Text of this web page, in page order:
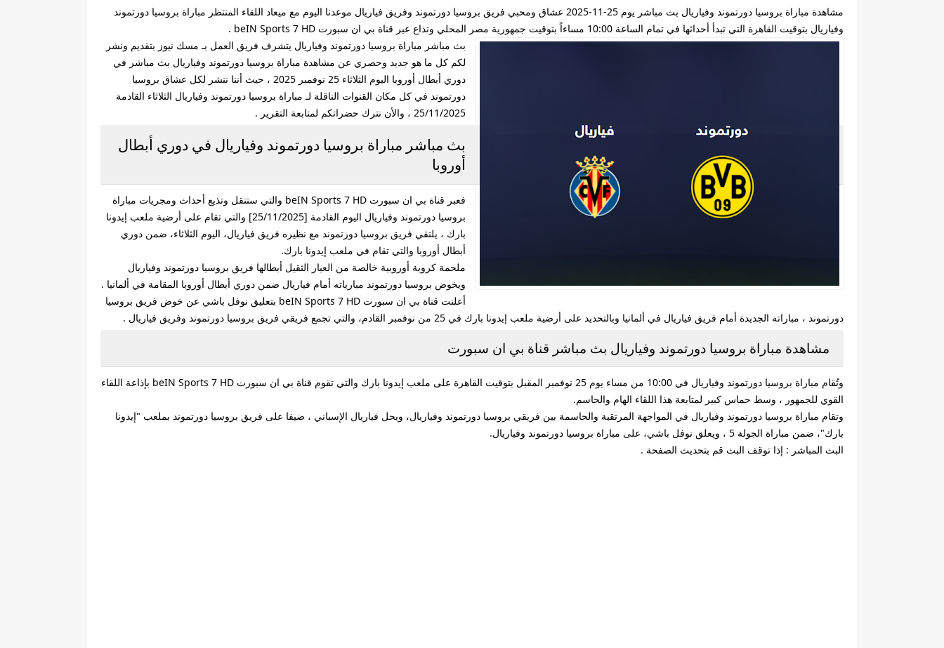
مشاهدة مباراة بروسيا دورتموند وفياريال بث مباشر يوم 25-11-2025 عشاق ومحبي فريق بروسيا دورتموند وفريق فياريال موعدنا اليوم مع ميعاد اللقاء المنتظر مباراة بروسيا دورتموند
وفياريال بتوقيت القاهرة التي تبدأ أحداثها في تمام الساعة 10:00 مساءاً بتوقيت جمهورية مصر المحلي وتذاع عبر قناة بي ان سبورت beIN Sports 7 HD .
بث مباشر مباراة بروسيا دورتموند وفياريال يتشرف فريق العمل بـ مسك نيوز بتقديم ونشر
لكم كل ما هو جديد وحصري عن مشاهدة مباراة بروسيا دورتموند وفياريال بث مباشر في
دوري أبطال أوروبا اليوم الثلاثاء 25 نوفمبر 2025 ، حيث أننا ننشر لكل عشاق بروسيا
دورتموند في كل مكان القنوات الناقلة لـ مباراة بروسيا دورتموند وفياريال الثلاثاء القادمة
25/11/2025 ، والأن نترك حضراتكم لمتابعة التقرير .
بث مباشر مباراة بروسيا دورتموند وفياريال في دوري أبطال
أوروبا
فعبر قناة بي ان سبورت beIN Sports 7 HD والتي ستنقل وتذيع أحداث ومجريات مباراة
بروسيا دورتموند وفياريال اليوم القادمة [25/11/2025] والتي تقام على أرضية ملعب إيدونا
بارك ، يلتقي فريق بروسيا دورتموند مع نظيره فريق فياريال، اليوم الثلاثاء، ضمن دوري
أبطال أوروبا والتي تقام في ملعب إيدونا بارك.
ملحمة كروية أوروبية خالصة من العيار الثقيل أبطالها فريق بروسيا دورتموند وفياريال
ويخوض بروسيا دورتموند مبارياته أمام فياريال ضمن دوري أبطال أوروبا المقامة في ألمانيا .
أعلنت قناة بي ان سبورت beIN Sports 7 HD بتعليق نوفل باشي عن خوض فريق بروسيا
دورتموند ، مباراته الجديدة أمام فريق فياريال في ألمانيا وبالتحديد على أرضية ملعب إيدونا بارك في 25 من نوفمبر القادم، والتي تجمع فريقي فريق بروسيا دورتموند وفريق فياريال .
مشاهدة مباراة بروسيا دورتموند وفياريال بث مباشر قناة بي ان سبورت
وتُقام مباراة بروسيا دورتموند وفياريال في 10:00 من مساء يوم 25 نوفمبر المقبل بتوقيت القاهرة على ملعب إيدونا بارك والتي تقوم قناة بي ان سبورت beIN Sports 7 HD بإذاعة اللقاء
القوي للجمهور ، وسط حماس كبير لمتابعة هذا اللقاء الهام والحاسم.
وتقام مباراة بروسيا دورتموند وفياريال في المواجهة المرتقبة والحاسمة بين فريقي بروسيا دورتموند وفياريال، ويحل فياريال الإسباني ، ضيفا على فريق بروسيا دورتموند بملعب "إيدونا
بارك"، ضمن مباراة الجولة 5 ، ويعلق نوفل باشي، على مباراة بروسيا دورتموند وفياريال.
البث المباشر : إذا توقف البث قم بتحديث الصفحة .